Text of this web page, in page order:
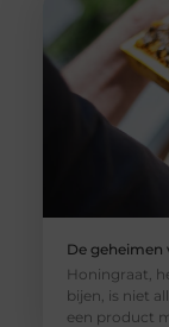
De geheimen
Honingraat,
bijen, is niet
een product